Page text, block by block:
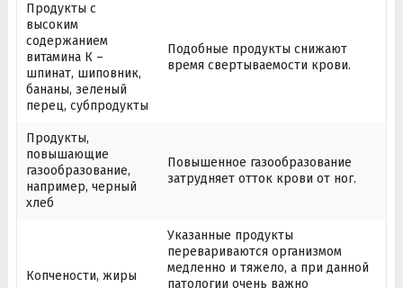
Продукты с
высоким
содержанием
витамина К –
шпинат, шиповник,
бананы, зеленый
перец, субпродукты
Подобные продукты снижают
время свертываемости крови.
Продукты,
повышающие
газообразование,
например, черный
хлеб
Повышенное газообразование
затрудняет отток крови от ног.
Копчености, жиры
Указанные продукты
перевариваются организмом
медленно и тяжело, а при данной
патологии очень важно